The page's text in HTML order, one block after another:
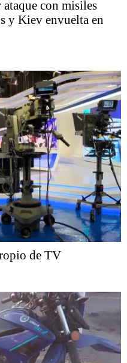
con misiles
y Kiev envuelta en
de TV